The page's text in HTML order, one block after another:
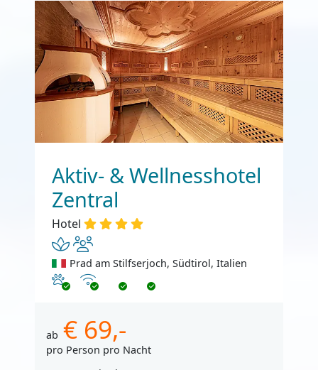
Aktiv- & Wellnesshotel
Zentral
Hotel
Prad am Stilfserjoch, Südtirol, Italien
Haustiere erlaubt
Internet
ab € 69,-
pro Person pro Nacht